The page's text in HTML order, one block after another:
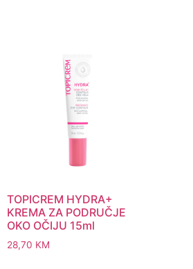
TOPICREM HYDRA+
KREMA ZA PODRUČJE
OKO OČIJU 15ml
28,70 KM